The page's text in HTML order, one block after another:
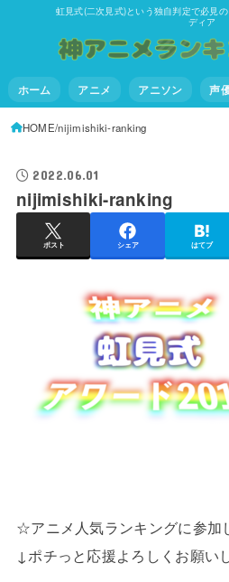
虹見式(二次見式)という独自判定で必見
ディア
ホーム アニメ アニソン 声
HOME nijimishiki-ranking
2022.06.01
nijimishiki-ranking
ポスト シェア はてブ
☆アニメ人気ランキングに参
↓ポチっと応援よろしくお願い